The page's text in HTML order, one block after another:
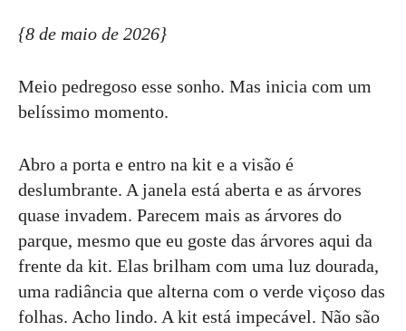
{8 de maio de 2026}
Meio pedregoso esse sonho. Mas inicia com um
belíssimo momento.
Abro a porta e entro na kit e a visão é
deslumbrante. A janela está aberta e as árvores
quase invadem. Parecem mais as árvores do
parque, mesmo que eu goste das árvores aqui da
frente da kit. Elas brilham com uma luz dourada,
uma radiância que alterna com o verde viçoso das
folhas. Acho lindo. A kit está impecável. Não são